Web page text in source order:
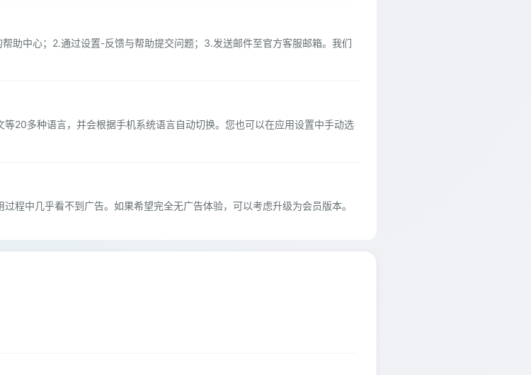
助中心；2.通过设置-反馈与帮助提交问题；3.发送邮件至官方客服邮箱。我们
20多种语言，并会根据手机系统语言自动切换。您也可以在应用设置中手动选
程中几乎看不到广告。如果希望完全无广告体验，可以考虑升级为会员版本。